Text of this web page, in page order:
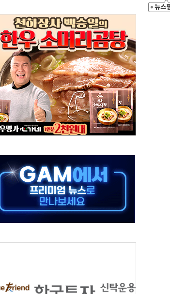
채널 확보
일
로 다채로운 볼거리 제공
공개 실시
론…정청래·조국, 김민석·靑에 공세
파트 '입주민 3인방' 정면 반박
디에 어떤 광물이 있나 한눈에
확대
…상반기 역대 최대